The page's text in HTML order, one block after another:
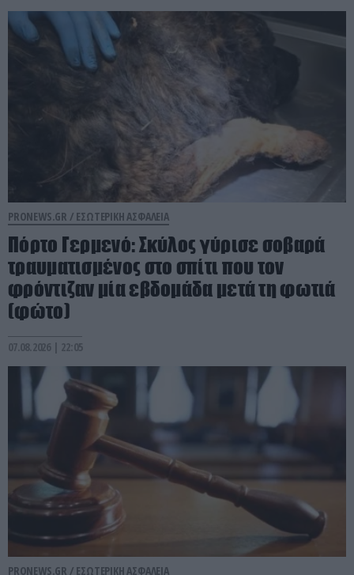
PRONEWS.GR / ΕΣΩΤΕΡΙΚΗ ΑΣΦΑΛΕΙΑ
Πόρτο Γερμενό: Σκύλος γύρισε σοβαρά
τραυματισμένος στο σπίτι που τον
φρόντιζαν μία εβδομάδα μετά τη φωτιά
(φώτο)
07.08.2026 | 22:05
PRONEWS.GR / ΕΣΩΤΕΡΙΚΗ ΑΣΦΑΛΕΙΑ